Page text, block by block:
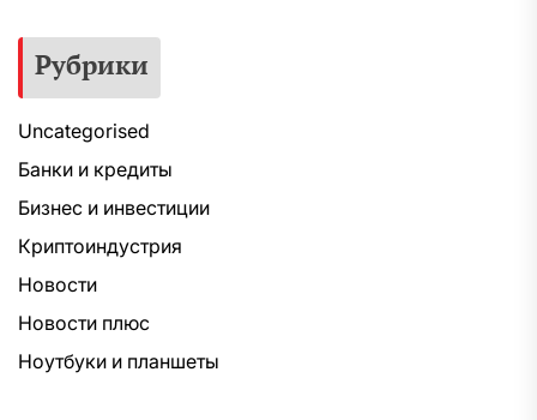
Рубрики
Uncategorised
Банки и кредиты
Бизнес и инвестиции
Криптоиндустрия
Новости
Новости плюс
Ноутбуки и планшеты